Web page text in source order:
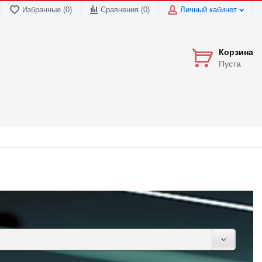
Избранные (0) Сравнения (0) Личный кабинет
Корзина
Пуста